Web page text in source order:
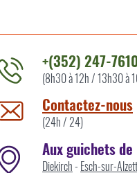
Contacter
+(352) 247-
(8h30 à 12h / 13h30 à
Contactez-nous
(24h / 24)
Aux guichets de
Diekirch- Esch-sur-